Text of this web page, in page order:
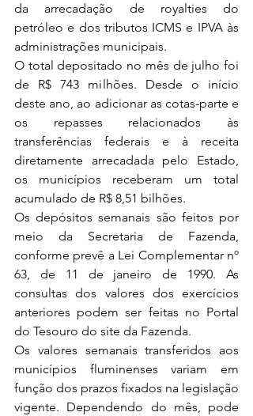
da arrecadação de royalties do
petróleo e dos tributos ICMS e IPVA às
administrações municipais.
O total depositado no mês de julho foi
de R$ 743 milhões. Desde o início
deste ano, ao adicionar as cotas-parte e
os repasses relacionados às
transferências federais e à receita
diretamente arrecadada pelo Estado,
os municípios receberam um total
acumulado de R$ 8,51 bilhões.
Os depósitos semanais são feitos por
meio da Secretaria de Fazenda,
conforme prevê a Lei Complementar nº
63, de 11 de janeiro de 1990. As
consultas dos valores dos exercícios
anteriores podem ser feitas no Portal
do Tesouro do site da Fazenda.
Os valores semanais transferidos aos
municípios fluminenses variam em
função dos prazos fixados na legislação
vigente. Dependendo do mês, pode